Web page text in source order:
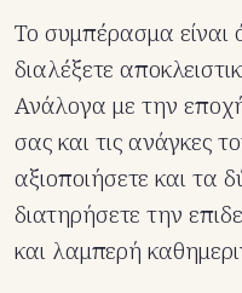
Το συμπέρασμα είναι
διαλέξετε
Ανάλογα με την
σας και τις ανάγκες
αξιοποιήσετε και τα
διατηρήσετε την
και λαμπερή